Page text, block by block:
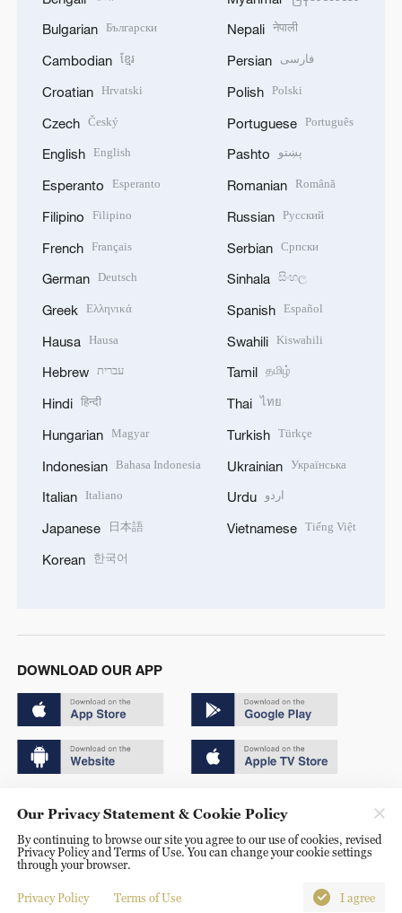
Bulgarian Български
Cambodian ខ្មែរ
Croatian Hrvatski
Czech Český
English English
Esperanto Esperanto
Filipino Filipino
French Français
German Deutsch
Greek Ελληνικά
Hausa Hausa
Hebrew עברית
Hindi हिन्दी
Hungarian Magyar
Indonesian Bahasa Indonesia
Italian Italiano
Japanese 日本語
Korean 한국어
Nepali नेपाली
Persian فارسی
Polish Polski
Portuguese Português
Pashto پښتو
Romanian Română
Russian Русский
Serbian Српски
Sinhala සිංහල
Spanish Español
Swahili Kiswahili
Tamil தமிழ்
Thai ไทย
Turkish Türkçe
Ukrainian Українська
Urdu اردو
Vietnamese Tiếng Việt
DOWNLOAD OUR APP
京ICP备20000184号
京公网安备 11010502050052号
Disinformation report hotline: 010-85061466
Our Privacy Statement & Cookie Policy
By continuing to browse our site you agree to our use of cookies, revised
Privacy Policy and Terms of Use. You can change your cookie settings
through your browser.
Privacy Policy Terms of Use I agree